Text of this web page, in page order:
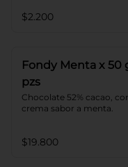
$2.200
Fondy Menta x 50
pzs
Chocolate 52% cacao,
crema sabor a menta.
$19.800